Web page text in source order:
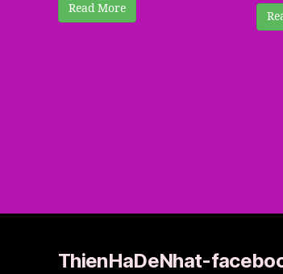
Read More
ThienHaDeNhat-